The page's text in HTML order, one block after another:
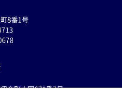
8番1号
奈町小室671番7号